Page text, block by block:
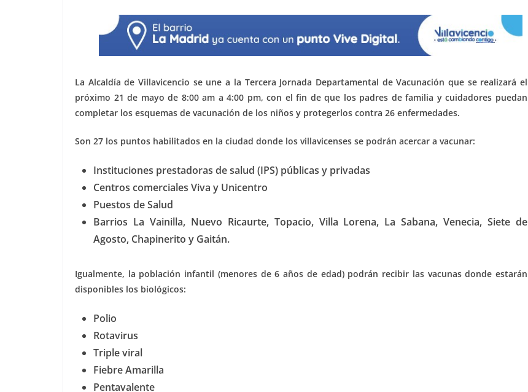
b
o
o
k
s
A
p
p
e
n
g
er
e
La Alcaldía de Villavicencio se une a la Tercera Jornada Departamental de Vacunación que se realizará el
próximo 21 de mayo de 8:00 am a 4:00 pm, con el fin de que los padres de familia y cuidadores puedan
completar los esquemas de vacunación de los niños y protegerlos contra 26 enfermedades.
Son 27 los puntos habilitados en la ciudad donde los villavicenses se podrán acercar a vacunar:
Instituciones prestadoras de salud (IPS) públicas y privadas
Centros comerciales Viva y Unicentro
Puestos de Salud
Barrios La Vainilla, Nuevo Ricaurte, Topacio, Villa Lorena, La Sabana, Venecia, Siete de
Agosto, Chapinerito y Gaitán.
Igualmente, la población infantil (menores de 6 años de edad) podrán recibir las vacunas donde estarán
disponibles los biológicos:
Polio
Rotavirus
Triple viral
Fiebre Amarilla
Pentavalente